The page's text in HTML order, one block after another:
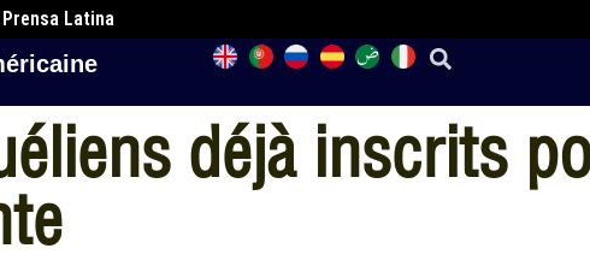
Latina
déjà inscrits